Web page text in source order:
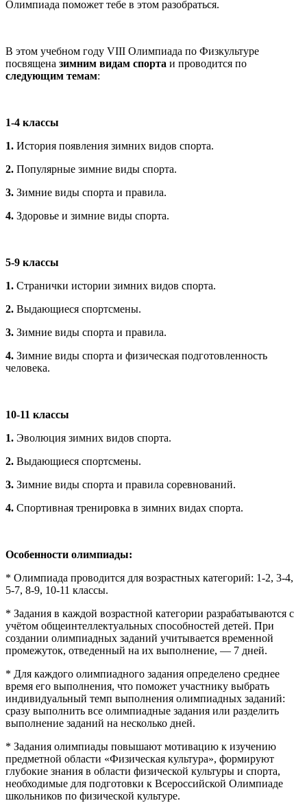
Олимпиада поможет тебе в этом разобраться.
В этом учебном году VIII Олимпиада по Физкультуре
посвящена зимним видам спорта и проводится по
следующим темам:
1-4 классы
1. История появления зимних видов спорта.
2. Популярные зимние виды спорта.
3. Зимние виды спорта и правила.
4. Здоровье и зимние виды спорта.
5-9 классы
1. Странички истории зимних видов спорта.
2. Выдающиеся спортсмены.
3. Зимние виды спорта и правила.
4. Зимние виды спорта и физическая подготовленность
человека.
10-11 классы
1. Эволюция зимних видов спорта.
2. Выдающиеся спортсмены.
3. Зимние виды спорта и правила соревнований.
4. Спортивная тренировка в зимних видах спорта.
Особенности олимпиады:
* Олимпиада проводится для возрастных категорий: 1-2, 3-4,
5-7, 8-9, 10-11 классы.
* Задания в каждой возрастной категории разрабатываются с
учётом общеинтеллектуальных способностей детей. При
создании олимпиадных заданий учитывается временной
промежуток, отведенный на их выполнение, — 7 дней.
* Для каждого олимпиадного задания определено среднее
время его выполнения, что поможет участнику выбрать
индивидуальный темп выполнения олимпиадных заданий:
сразу выполнить все олимпиадные задания или разделить
выполнение заданий на несколько дней.
* Задания олимпиады повышают мотивацию к изучению
предметной области «Физическая культура», формируют
глубокие знания в области физической культуры и спорта,
необходимые для подготовки к Всероссийской Олимпиаде
школьников по физической культуре.